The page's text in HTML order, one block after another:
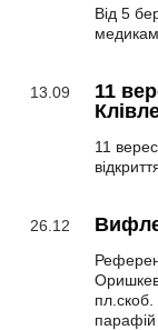
Від 5
13.09
11
11
26.12
парафій